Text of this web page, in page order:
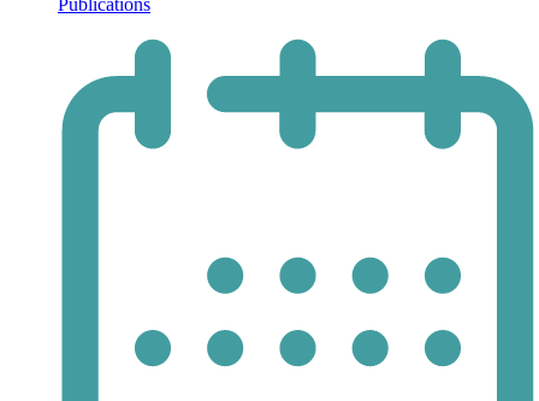
Publications